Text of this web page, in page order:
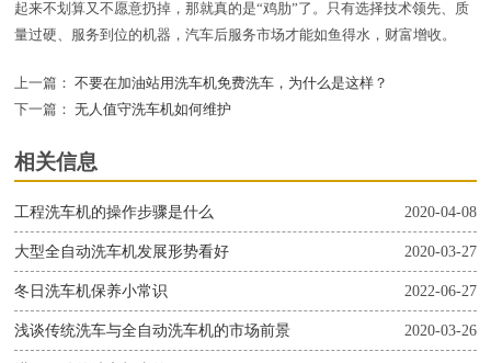
起来不划算又不愿意扔掉，那就真的是“鸡肋”了。只有选择技术领先、质
量过硬、服务到位的机器，汽车后服务市场才能如鱼得水，财富增收。
上一篇： 不要在加油站用洗车机免费洗车，为什么是这样？
下一篇： 无人值守洗车机如何维护
相关信息
2020-04-08
工程洗车机的操作步骤是什么
2020-03-27
大型全自动洗车机发展形势看好
2022-06-27
冬日洗车机保养小常识
2020-03-26
浅谈传统洗车与全自动洗车机的市场前景